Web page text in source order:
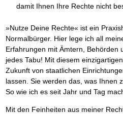
damit Ihnen Ihre Rechte nicht
»Nutze Deine Rechte« ist ein
Normalbürger. Hier lege ich all
Erfahrungen mit Ämtern, Behörden
jedes Tabu! Mit diesem
Zukunft von staatlichen
lassen. Sie werden das, was Ihnen
So wie ich es seit Jahr und Tag
Mit den Feinheiten aus meiner